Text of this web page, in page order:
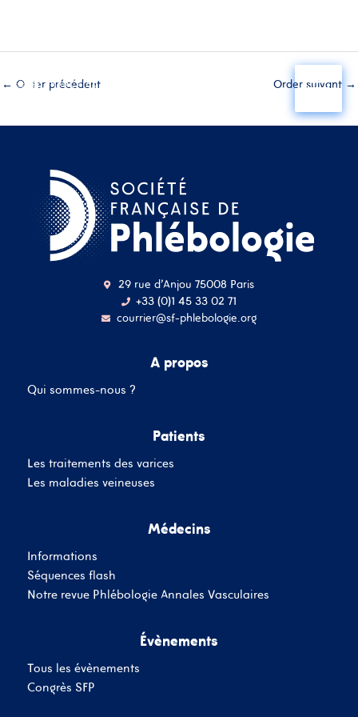
← Order précédent Order suivant →
29 rue d'Anjou 75008 Paris
+33 (0)1 45 33 02 71
courrier@sf-phlebologie.org
A propos
Qui sommes-nous ?
Patients
Les traitements des varices
Les maladies veineuses
Médecins
Informations
Séquences flash
Notre revue Phlébologie Annales Vasculaires
Évènements
Tous les évènements
Congrès SFP
adresse mail
Se souvenir de moi
SE CONNECTER
Inscrivez-Vous